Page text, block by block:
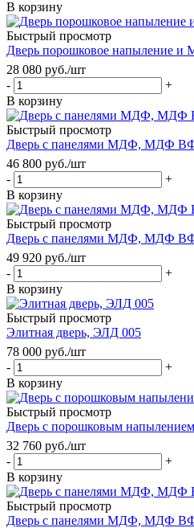
В корзину
Быстрый просмотр
Дверь порошковое напыление
28 080 руб./шт
-
+
В корзину
Быстрый просмотр
Дверь с панелями МДФ, МДФ
46 800 руб./шт
-
+
В корзину
Быстрый просмотр
Дверь с панелями МДФ, МДФ
49 920 руб./шт
-
+
В корзину
Быстрый просмотр
Элитная дверь, ЭЛД 005
78 000 руб./шт
-
+
В корзину
Быстрый просмотр
Дверь с порошковым
32 760 руб./шт
-
+
В корзину
Быстрый просмотр
Дверь с панелями МДФ, МДФ